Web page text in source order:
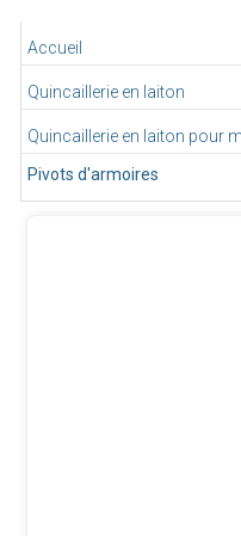
Accueil
Quincaillerie en laiton
Quincaillerie en laiton pour
Pivots d'armoires